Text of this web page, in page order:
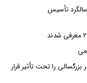
تأسیس
را تحت تأثیر قرار